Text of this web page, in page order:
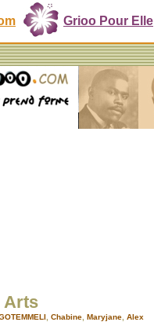
Grioo Pour Elle
Arts
Chabine Maryjane Alex